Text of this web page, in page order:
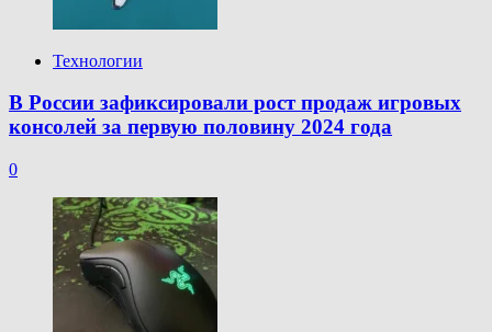
Технологии
В России зафиксировали рост продаж игровых
консолей за первую половину 2024 года
0